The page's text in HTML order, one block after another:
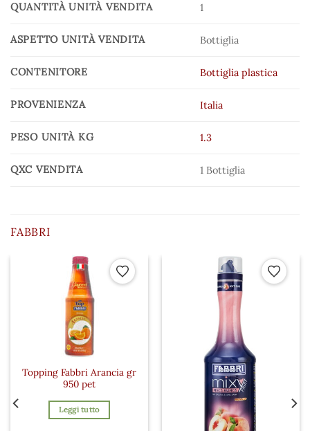
QUANTITÀ UNITÀ VENDITA 1
ASPETTO UNITÀ VENDITA Bottiglia
CONTENITORE Bottiglia plastica
PROVENIENZA Italia
PESO UNITÀ KG 1.3
QXC VENDITA 1 Bottiglia
FABBRI
Aggiungi ai preferiti
Topping Fabbri Arancia gr
950 pet
Leggi tutto